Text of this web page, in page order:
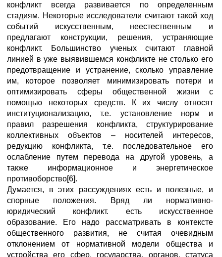
конфликт всегда развивается по определенным
стадиям. Некоторые исследователи считают такой ход
событий искусственным, неестественным и
предлагают конструкции, решения, устраняющие
конфликт. Большинство ученых считают главной
линией в уже выявившемся конфликте не столько его
предотвращение и устранение, сколько управление
им, которое позволяет минимизировать потери и
оптимизировать сферы общественной жизни с
помощью некоторых средств. К их числу относят
институционализацию, т.е. установление норм и
правил разрешения конфликта, структурирование
коллективных объектов – носителей интересов,
редукцию конфликта, т.е. последовательное его
ослабление путем перевода на другой уровень, а
также информационное и энергетическое
противоборство[6].
Думается, в этих рассуждениях есть и полезные, и
спорные положения. Вряд ли нормативно-
юридический конфликт. есть искусственное
образование. Его надо рассматривать в контексте
общественного развития, не считая очевидным
отклонением от нормативной модели общества и
устройства его сфер, государства, органов, статуса